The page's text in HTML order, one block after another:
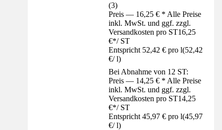
(3)
Preis — 16,25 € * Alle Preise
inkl. MwSt. und ggf. zzgl.
Versandkosten pro ST16,25
€*/ ST
Entspricht 52,42 € pro l(52,42
€/ l)
Bei Abnahme von 12 ST:
Preis — 14,25 € * Alle Preise
inkl. MwSt. und ggf. zzgl.
Versandkosten pro ST14,25
€*/ ST
Entspricht 45,97 € pro l(45,97
€/ l)